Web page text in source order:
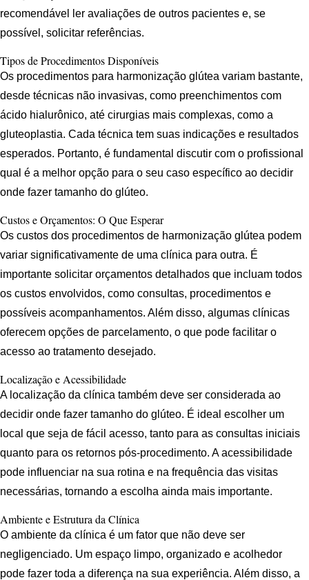
recomendável ler avaliações de outros pacientes e, se
possível, solicitar referências.
Tipos de Procedimentos Disponíveis
Os procedimentos para harmonização glútea variam bastante,
desde técnicas não invasivas, como preenchimentos com
ácido hialurônico, até cirurgias mais complexas, como a
gluteoplastia. Cada técnica tem suas indicações e resultados
esperados. Portanto, é fundamental discutir com o profissional
qual é a melhor opção para o seu caso específico ao decidir
onde fazer tamanho do glúteo.
Custos e Orçamentos: O Que Esperar
Os custos dos procedimentos de harmonização glútea podem
variar significativamente de uma clínica para outra. É
importante solicitar orçamentos detalhados que incluam todos
os custos envolvidos, como consultas, procedimentos e
possíveis acompanhamentos. Além disso, algumas clínicas
oferecem opções de parcelamento, o que pode facilitar o
acesso ao tratamento desejado.
Localização e Acessibilidade
A localização da clínica também deve ser considerada ao
decidir onde fazer tamanho do glúteo. É ideal escolher um
local que seja de fácil acesso, tanto para as consultas iniciais
quanto para os retornos pós-procedimento. A acessibilidade
pode influenciar na sua rotina e na frequência das visitas
necessárias, tornando a escolha ainda mais importante.
Ambiente e Estrutura da Clínica
O ambiente da clínica é um fator que não deve ser
negligenciado. Um espaço limpo, organizado e acolhedor
pode fazer toda a diferença na sua experiência. Além disso, a